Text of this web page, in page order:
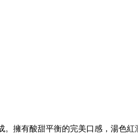
擁有酸甜平衡的完美口感，湯色紅